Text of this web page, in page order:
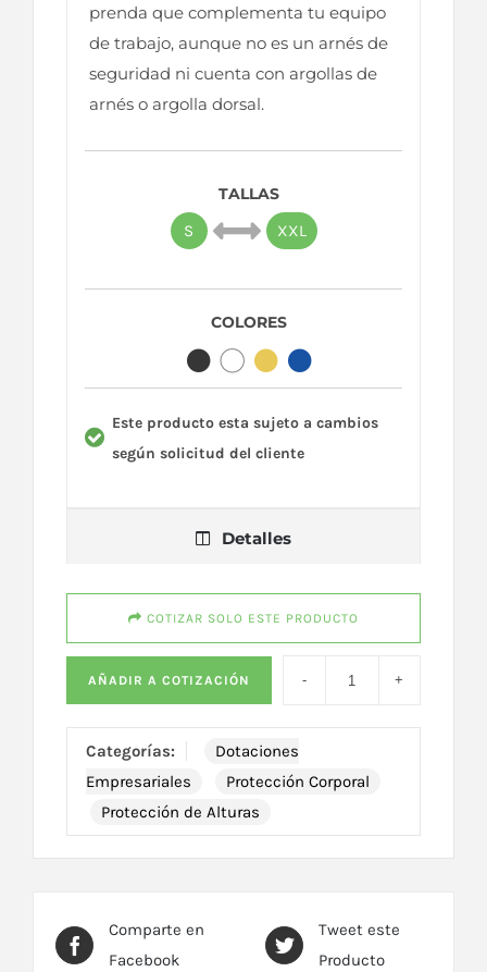
prenda que complementa tu equipo
de trabajo, aunque no es un arnés de
seguridad ni cuenta con argollas de
arnés o argolla dorsal.
TALLAS
S
XXL
COLORES
Este producto esta sujeto a cambios
según solicitud del cliente
Detalles
COTIZAR SOLO ESTE PRODUCTO
AÑADIR A COTIZACIÓN
Categorías:
Dotaciones
Empresariales
Protección Corporal
Protección de Alturas
Comparte en
Facebook
Tweet este
Producto